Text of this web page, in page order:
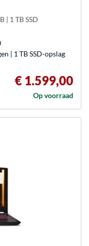
| 1 TB SSD
| 1 TB SSD-opslag
€ 1.599,00
Op voorraad